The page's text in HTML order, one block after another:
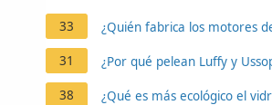
33 ¿Quién fabrica los motores
31 ¿Por qué pelean Luffy y
38 ¿Qué es más ecológico el